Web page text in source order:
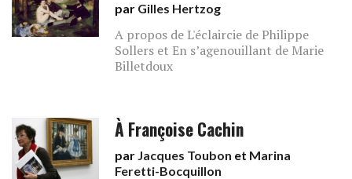
par Gilles Hertzog
A propos de L'éclaircie de Philippe
Sollers et En s’agenouillant de Marie
Billetdoux
À Françoise Cachin
par Jacques Toubon et Marina
Feretti-Bocquillon